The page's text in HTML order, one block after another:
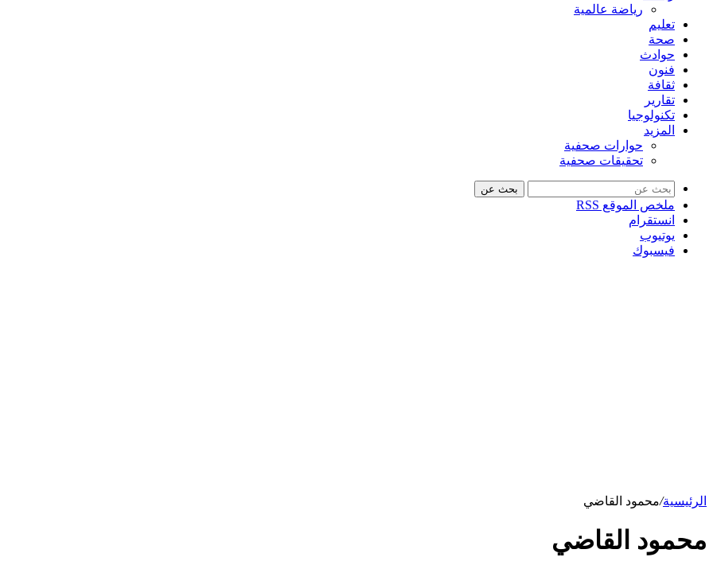
رياضة عالمية
تعليم
صحة
حوادث
فنون
ثقافة
تقارير
تكنولوجيا
المزيد
حوارات صحفية
تحقيقات صحفية
بحث عن
ملخص الموقع RSS
انستقرام
يوتيوب
فيسبوك
الرئيسية/محمود القاضي
محمود القاضي